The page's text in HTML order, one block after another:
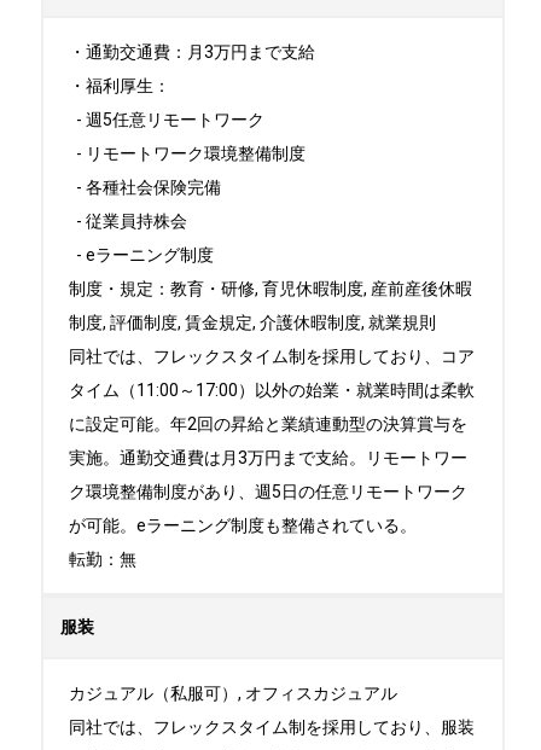
・通勤交通費：月3万円まで支給
・福利厚生：
制度・規定：教育・研修, 育児休暇制度, 産前産後休暇
制度, 評価制度, 賃金規定, 介護休暇制度, 就業規則
同社では、フレックスタイム制を採用しており、コア
タイム（11:00～17:00）以外の始業・就業時間は柔軟
に設定可能。年2回の昇給と業績連動型の決算賞与を
実施。通勤交通費は月3万円まで支給。リモートワー
ク環境整備制度があり、週5日の任意リモートワーク
が可能。eラーニング制度も整備されている。
転勤：無
服装
カジュアル（私服可）, オフィスカジュアル
同社では、フレックスタイム制を採用しており、服装